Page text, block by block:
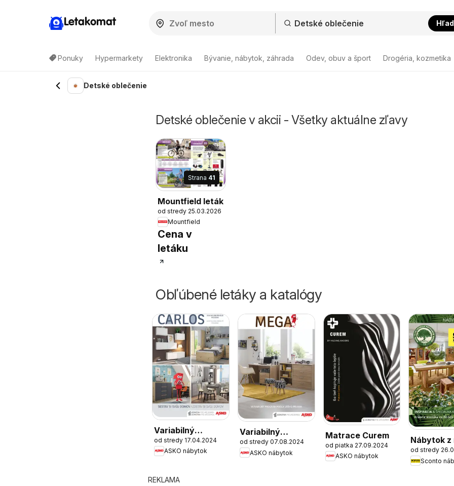
Letakomat
Ponuky Hypermarkety Elektronika Bývanie, nábytok, záhrada Odev, obuv a šport Drogéria, kozmetika
Detské oblečenie
Detské oblečenie v akcii - Všetky aktuálne zľavy
Strana 41
Mountfield leták
od stredy 25.03.2026
Mountfield
Cena v
letáku
Obľúbené letáky a katalógy
Variabilný
program Carlos
od stredy 17.04.2024
ASKO nábytok
Variabilný
program MEGA
od stredy 07.08.2024
ASKO nábytok
Matrace Curem
od piatka 27.09.2024
ASKO nábytok
Nábytok z
od stredy
Sconto
REKLAMA